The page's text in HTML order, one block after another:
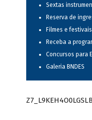
Sextas
Reserva de
Filmes e
Receba a
Concursos para
Galeria BNDES